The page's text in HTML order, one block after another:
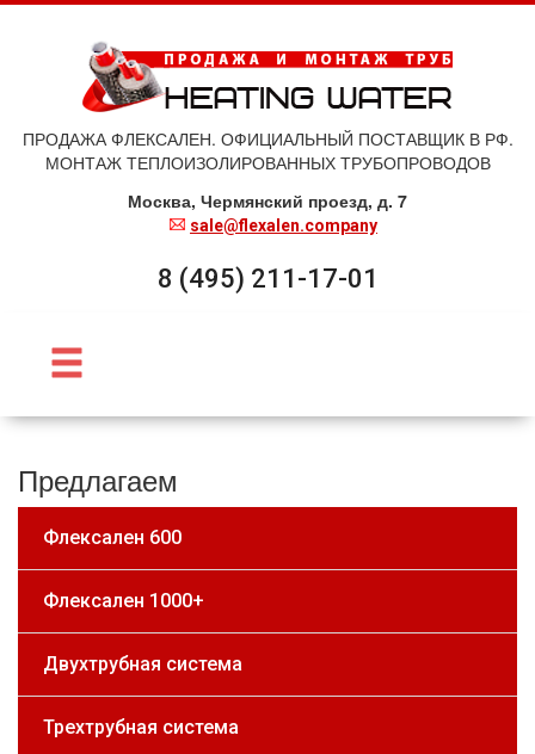
ПРОДАЖА ФЛЕКСАЛЕН. ОФИЦИАЛЬНЫЙ ПОСТАВЩИК В РФ.
МОНТАЖ ТЕПЛОИЗОЛИРОВАННЫХ ТРУБОПРОВОДОВ
Москва, Чермянский проезд, д. 7
sale@flexalen.company
8 (495) 211-17-01
Предлагаем
Флексален 600
Флексален 1000+
Двухтрубная система
Трехтрубная система